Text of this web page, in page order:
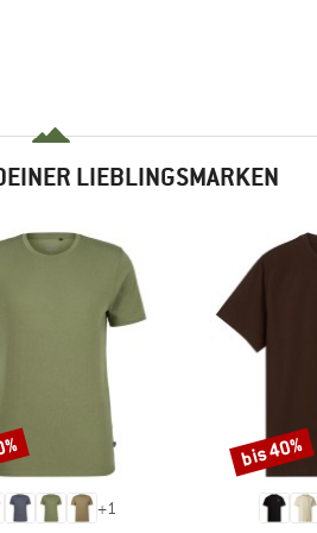
LIEBLINGSMARKEN
+1
Rabatt
bis 40%